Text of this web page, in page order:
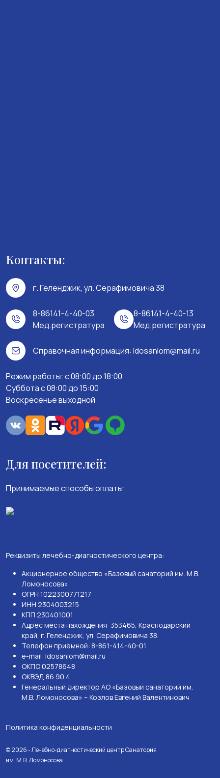
Контакты:
г. Геленджик, ул. Серафимовича 38
8-86141-4-40-03
Мед.регистратура
8-86141-4-40-13
Мед.регистратура
Справочная информация: ldosanlom@mail.ru
Режим работы: c 08:00 до 18:00
Суббота с 08:00 до 15:00
Воскресенье выходной
Для посетителей:
Принимаемые способы оплаты:
Реквизиты лечебно-диагностического центра:
Акционерное общество «Базовый санаторий им. М.В.
Ломоносова»
ОГРН 1022300771217
ИНН 2304003215
КПП 230401001
Адрес места нахождения: 353465, Краснодарский
край, г. Геленджик, ул. Серафимовича 38.
Телефон приёмной: 8-861-414-40-01
e-mail: ldosanlom@mail.ru
ОКПО 02578648
ОКВЭД 86.90.4
Генеральный директор АО «Базовый санаторий им.
М.В. Ломоносова» – Козлов Евгений Валентинович
Политика конфиденциальности
© 2026 - Лечебно-диагностический центр Санатория
им. М.В. Ломоносова